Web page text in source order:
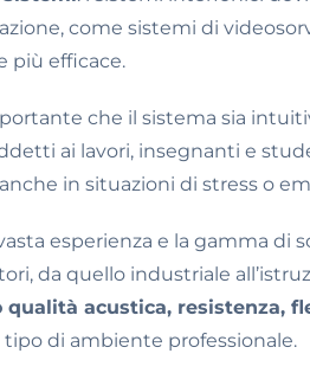
come sistemi di
più efficace.
che il sistema sia
ai lavori, insegnanti e
in situazioni di stress o
esperienza e la gamma
da quello industriale
qualità acustica, resistenza,
di ambiente professionale.